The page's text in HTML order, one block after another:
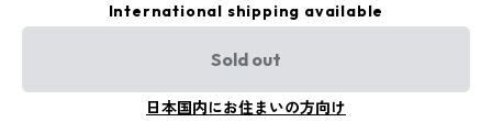
International shipping available
Sold out
日本国内にお住まいの方向け